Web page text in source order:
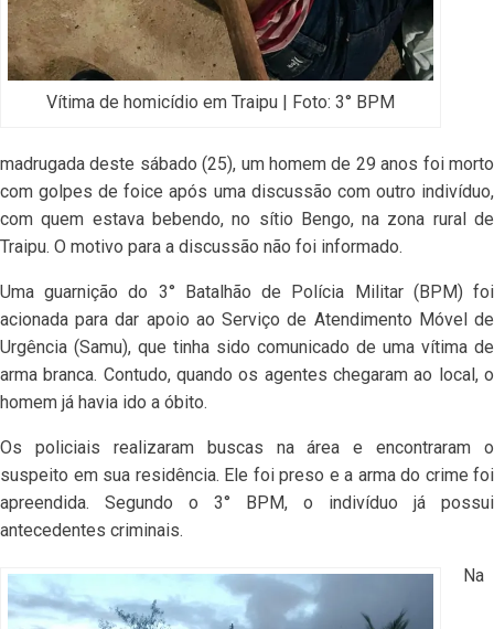
Vítima de homicídio em Traipu | Foto: 3° BPM
madrugada deste sábado (25), um homem de 29 anos foi morto
com golpes de foice após uma discussão com outro indivíduo,
com quem estava bebendo, no sítio Bengo, na zona rural de
Traipu. O motivo para a discussão não foi informado.
Uma guarnição do 3° Batalhão de Polícia Militar (BPM) foi
acionada para dar apoio ao Serviço de Atendimento Móvel de
Urgência (Samu), que tinha sido comunicado de uma vítima de
arma branca. Contudo, quando os agentes chegaram ao local, o
homem já havia ido a óbito.
Os policiais realizaram buscas na área e encontraram o
suspeito em sua residência. Ele foi preso e a arma do crime foi
apreendida. Segundo o 3° BPM, o indivíduo já possui
antecedentes criminais.
Na